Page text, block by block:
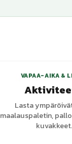
VAPAA-AIKA &
Lasta
maalauspaletin,
kuvakkeet.